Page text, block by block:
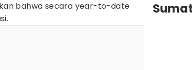
bahwa secara year-to-date